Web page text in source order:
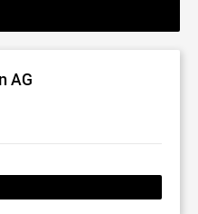
AG